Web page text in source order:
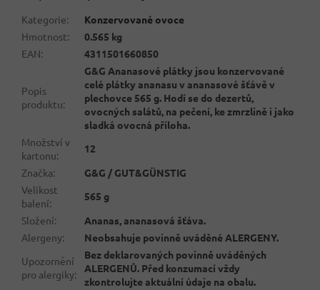
Kategorie:
Konzervované ovoce
Hmotnost:
0.565 kg
EAN: 4311501660850
Popis
produktu:
G&G Ananasové plátky jsou konzervované
celé plátky ananasu v ananasové šťávě v
plechovce 565 g. Hodí se do dezertů,
ovocných salátů, na pečení, ke zmrzlině i jako
sladká ovocná příloha.
Množství v
kartonu:
12
Značka:
G&G / GUT&GÜNSTIG
Velikost
balení:
565 g
Složení:
Ananas, ananasová šťáva.
Alergeny:
Neobsahuje povinně uváděné ALERGENY.
Upozornění
pro alergiky:
Bez deklarovaných povinně uváděných
ALERGENŮ. Před konzumací vždy
zkontrolujte aktuální údaje na obalu.